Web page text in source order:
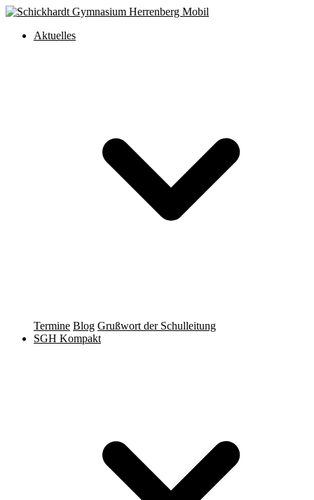
Aktuelles
Termine Blog Grußwort der Schulleitung
SGH Kompakt